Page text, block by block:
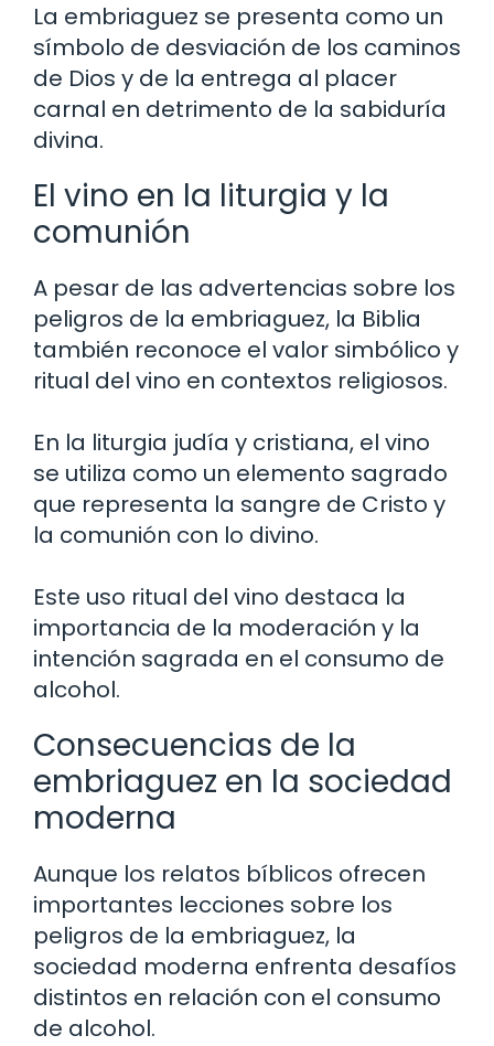
La embriaguez se presenta como un
símbolo de desviación de los caminos
de Dios y de la entrega al placer
carnal en detrimento de la sabiduría
divina.
El vino en la liturgia y la
comunión
A pesar de las advertencias sobre los
peligros de la embriaguez, la Biblia
también reconoce el valor simbólico y
ritual del vino en contextos religiosos.
En la liturgia judía y cristiana, el vino
se utiliza como un elemento sagrado
que representa la sangre de Cristo y
la comunión con lo divino.
Este uso ritual del vino destaca la
importancia de la moderación y la
intención sagrada en el consumo de
alcohol.
Consecuencias de la
embriaguez en la sociedad
moderna
Aunque los relatos bíblicos ofrecen
importantes lecciones sobre los
peligros de la embriaguez, la
sociedad moderna enfrenta desafíos
distintos en relación con el consumo
de alcohol.